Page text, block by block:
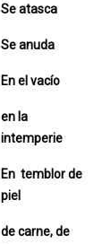
Se atasca
Se anuda
En el vacío
en la
intemperie
En temblor de
piel
de carne, de